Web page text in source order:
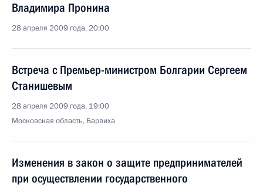
Владимира Пронина
28 апреля 2009 года, 20:00
Встреча с Премьер-министром Болгарии Сергеем
Станишевым
28 апреля 2009 года, 19:00
Московская область, Барвиха
Изменения в закон о защите предпринимателей
при осуществлении государственного